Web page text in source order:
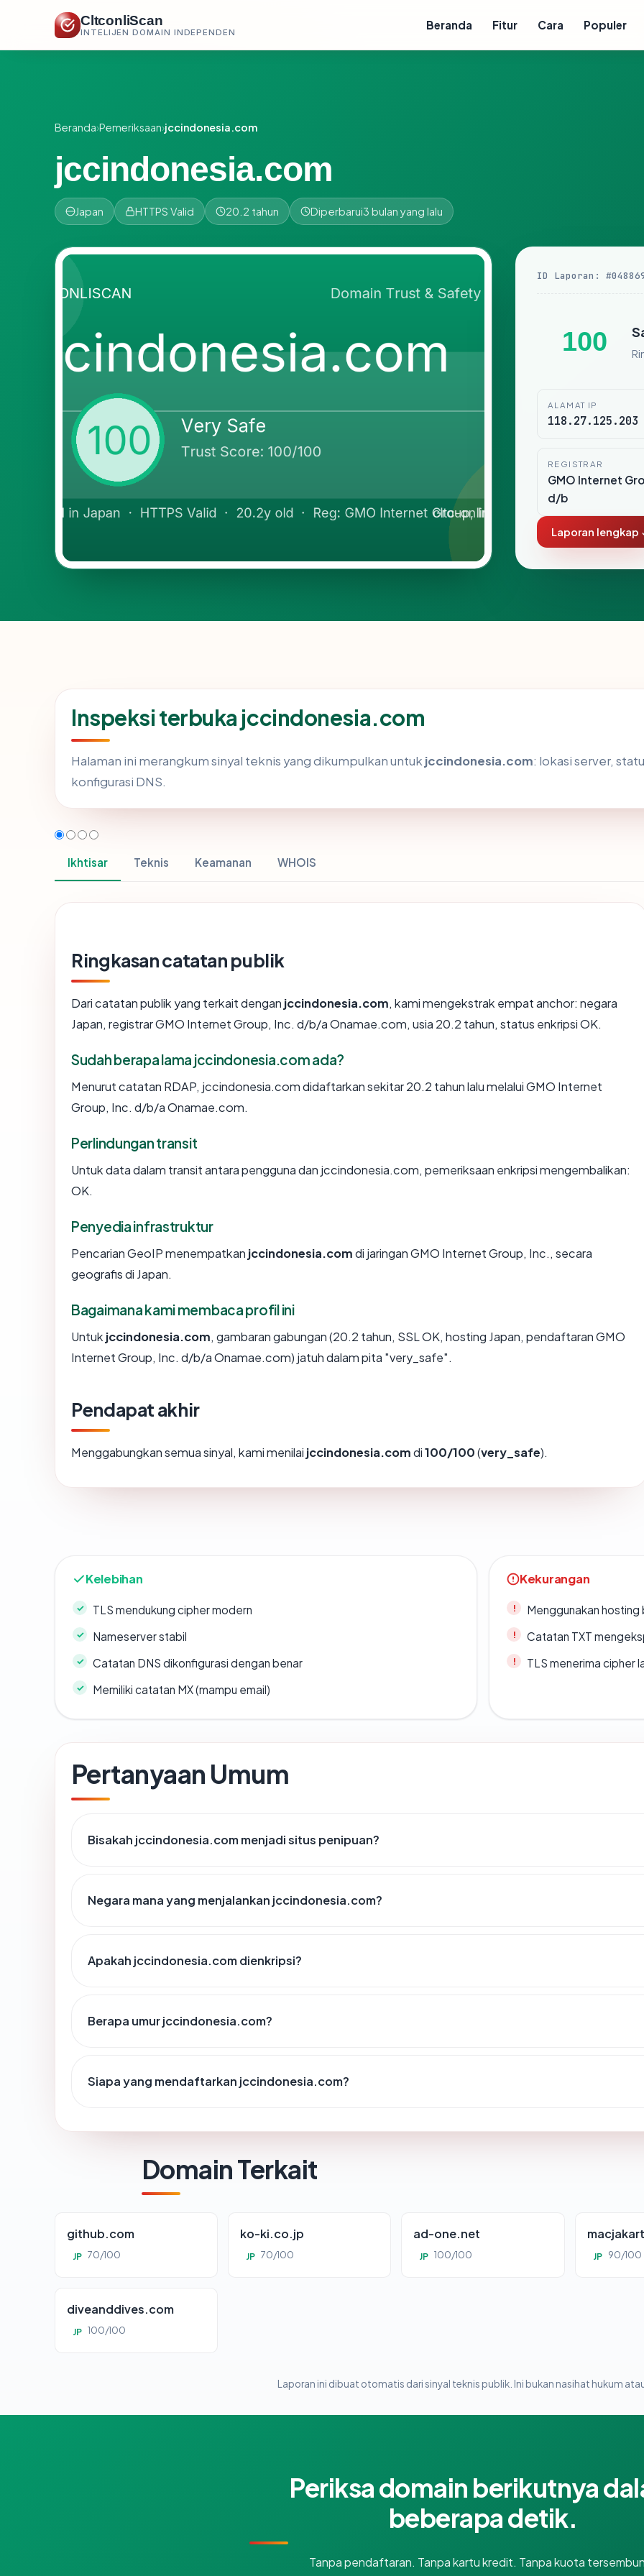
CltconliScan
INTELIJEN DOMAIN INDEPENDEN
Beranda Fitur Cara Populer
Beranda›Pemeriksaan›jccindonesia.com
jccindonesia.com
Japan HTTPS Valid 20.2 tahun Diperbarui3 bulan yang lalu
ID Laporan:
100
ALAMAT IP
118.27.125.203
REGISTRAR
GMO Internet
d/b
Laporan lengkap
Inspeksi terbuka jccindonesia.com
Halaman ini merangkum sinyal teknis yang dikumpulkan untuk jccindonesia.com: lokasi server,
konfigurasi DNS.
Ikhtisar Teknis Keamanan WHOIS
Ringkasan catatan publik
Dari catatan publik yang terkait dengan jccindonesia.com, kami mengekstrak empat anchor: negara
Japan, registrar GMO Internet Group, Inc. d/b/a Onamae.com, usia 20.2 tahun, status enkripsi OK.
Sudah berapa lama jccindonesia.com ada?
Menurut catatan RDAP, jccindonesia.com didaftarkan sekitar 20.2 tahun lalu melalui GMO Internet
Group, Inc. d/b/a Onamae.com.
Perlindungan transit
Untuk data dalam transit antara pengguna dan jccindonesia.com, pemeriksaan enkripsi mengembalikan:
OK.
Penyedia infrastruktur
Pencarian GeoIP menempatkan jccindonesia.comdi jaringan GMO Internet Group, Inc., secara
geografis di Japan.
Bagaimana kami membaca profil ini
Untuk jccindonesia.com, gambaran gabungan (20.2 tahun, SSL OK, hosting Japan, pendaftaran GMO
Internet Group, Inc. d/b/a Onamae.com) jatuh dalam pita "very_safe".
Pendapat akhir
Menggabungkan semua sinyal, kami menilai jccindonesia.comdi100/100(very_safe).
Kelebihan
TLS mendukung cipher modern
Nameserver stabil
Catatan DNS dikonfigurasi dengan benar
Memiliki catatan MX (mampu email)
Kekurangan
Menggunakan
Catatan TXT
TLS menerima cipher
Pertanyaan Umum
Bisakah jccindonesia.com menjadi situs penipuan?
Negara mana yang menjalankan jccindonesia.com?
Apakah jccindonesia.com dienkripsi?
Berapa umur jccindonesia.com?
Siapa yang mendaftarkan jccindonesia.com?
Domain Terkait
github.com
JP 70/100
ko-ki.co.jp
JP 70/100
ad-one.net
JP 100/100 JP 90/100
diveanddives.com
JP 100/100
Laporan ini dibuat otomatis dari sinyal teknis publik. Ini bukan nasihat hukum
Periksa domain berikutnya
beberapa detik.
Tanpa pendaftaran. Tanpa kartu kredit. Tanpa kuota